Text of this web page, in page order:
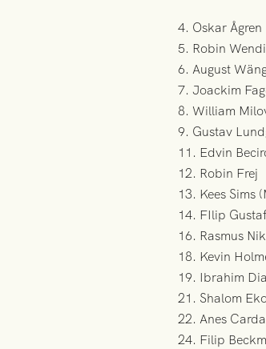
4. Oskar Ågren
5. Robin
6. August
7. Joackim
8. William
9. Gustav
11. Edvin
12. Robin Frej
13. Kees Sims
14. FIlip
16. Rasmus
18. Kevin
19. Ibrahim
21. Shalom
22. Anes
24. Filip